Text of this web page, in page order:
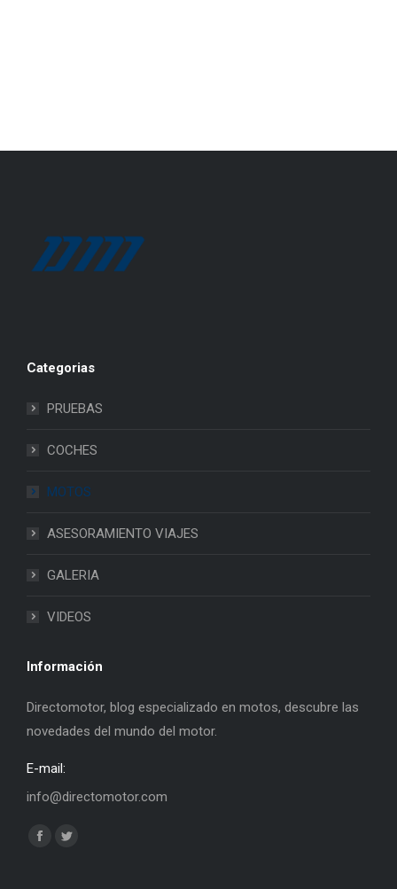
Categorias
PRUEBAS
COCHES
MOTOS
ASESORAMIENTO VIAJES
GALERIA
VIDEOS
Información
Directomotor, blog especializado en motos, descubre las
novedades del mundo del motor.
E-mail:
info@directomotor.com
Find us on:
Facebook
Twitter